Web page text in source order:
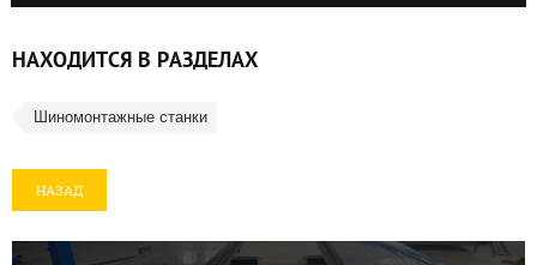
НАХОДИТСЯ В РАЗДЕЛАХ
Шиномонтажные станки
НАЗАД